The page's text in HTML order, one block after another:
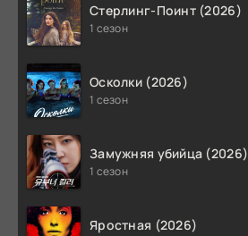
Стерлинг-Поинт (2026)
1 сезон
Осколки (2026)
1 сезон
Замужняя убийца (2026)
1 сезон
Яростная (2026)